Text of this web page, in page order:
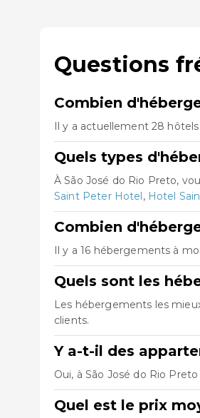
Questions
Combien
Il y a actuellement 28
Quels types
À São José do Rio Preto,
Saint Peter Hotel, Hotel
Combien
Il y a 16 hébergements à
Quels sont les
Les hébergements les
clients.
Y a-t-il des
Oui, à São José do Rio
Quel est le prix